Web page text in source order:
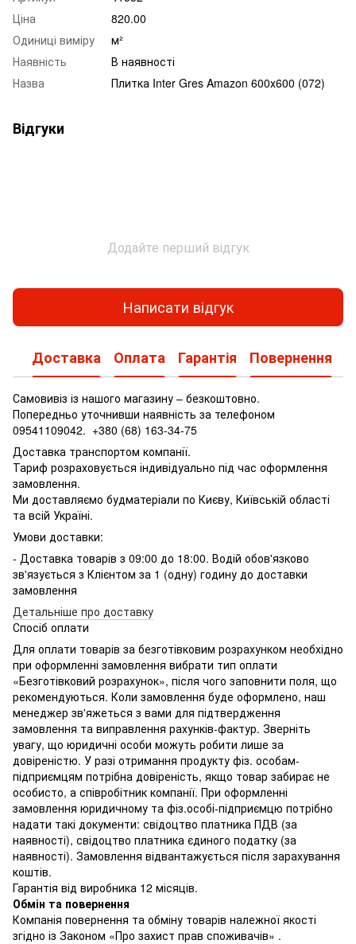
Ціна
820.00
Одиниці виміру
м²
Наявність
В наявності
Назва
Плитка Inter Gres Amazon 600х600 (072)
Відгуки
Додайте перший відгук
Написати відгук
Доставка Оплата Гарантія Повернення
Самовивіз із нашого магазину – безкоштовно.
Попередньо уточнивши наявність за телефоном
09541109042. +380 (68) 163-34-75
Доставка транспортом компанії.
Тариф розраховується індивідуально під час оформлення
замовлення.
Ми доставляємо будматеріали по Києву, Київській області
та всій Україні.
Умови доставки:
- Доставка товарів з 09:00 до 18:00. Водій обов'язково
зв'язується з Клієнтом за 1 (одну) годину до доставки
замовлення
Детальніше про доставку
Спосіб оплати
Для оплати товарів за безготівковим розрахунком необхідно
при оформленні замовлення вибрати тип оплати
«Безготівковий розрахунок», після чого заповнити поля, що
рекомендуються. Коли замовлення буде оформлено, наш
менеджер зв'яжеться з вами для підтвердження
замовлення та виправлення рахунків-фактур. Зверніть
увагу, що юридичні особи можуть робити лише за
довіреністю. У разі отримання продукту фіз. особам-
підприємцям потрібна довіреність, якщо товар забирає не
особисто, а співробітник компанії. При оформленні
замовлення юридичному та фіз.особі-підприємцю потрібно
надати такі документи: свідоцтво платника ПДВ (за
наявності), свідоцтво платника єдиного податку (за
наявності). Замовлення відвантажується після зарахування
коштів.
Гарантія від виробника 12 місяців.
Обмін та повернення
Компанія повернення та обміну товарів належної якості
згідно із Законом «Про захист прав споживачів» .